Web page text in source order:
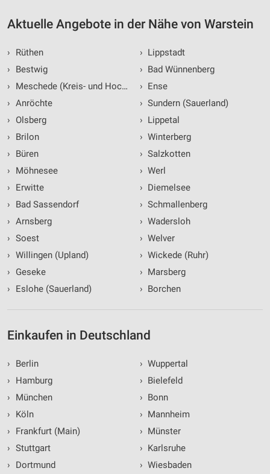
Aktuelle Angebote in der Nähe von Warstein
›
Rüthen
›
Bestwig
›
Meschede (Kreis- und Hochschulstadt)
› Anröchte
›
Olsberg
›
Brilon
›
Büren
›
Möhnesee
›
Erwitte
›
Bad Sassendorf
› Arnsberg
› Soest
› Willingen (Upland)
›
Geseke
›
Eslohe (Sauerland)
› Lippstadt
› Bad Wünnenberg
› Ense
› Sundern (Sauerland)
› Lippetal
› Winterberg
› Salzkotten
› Werl
› Diemelsee
› Schmallenberg
› Wadersloh
› Welver
› Wickede (Ruhr)
› Marsberg
› Borchen
Einkaufen in Deutschland
›
Berlin
›
Hamburg
›
München
›
Köln
›
Frankfurt (Main)
› Stuttgart
›
Dortmund
› Wuppertal
› Bielefeld
› Bonn
› Mannheim
› Münster
› Karlsruhe
› Wiesbaden